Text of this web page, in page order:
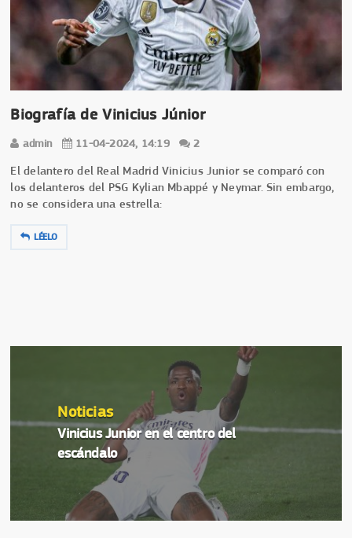
Biografía de Vinicius Júnior
admin 11-04-2024, 14:19 2
El delantero del Real Madrid Vinicius Junior se comparó con
los delanteros del PSG Kylian Mbappé y Neymar. Sin embargo,
no se considera una estrella:
LÉELO
Noticias
Vinicius Junior en el centro del
escándalo